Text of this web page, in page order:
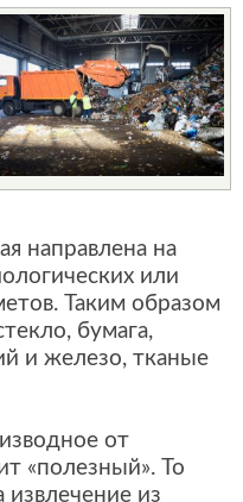
направлена на
или
Таким образом
бумага,
и железо, тканые
от
«полезный». То
извлечение из